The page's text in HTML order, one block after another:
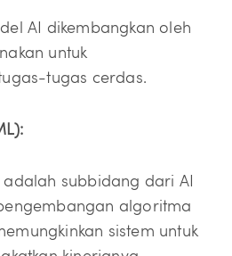
AI dikembangkan oleh
untuk
tugas cerdas.
subbidang dari AI
algoritma
sistem untuk